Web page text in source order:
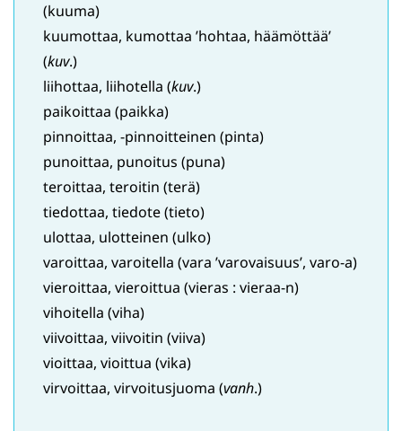
(kuuma)
kuumottaa, kumottaa ’hohtaa, häämöttää’
(kuv.)
liihottaa, liihotella (kuv.)
paikoittaa (paikka)
pinnoittaa, -pinnoitteinen (pinta)
punoittaa, punoitus (puna)
teroittaa, teroitin (terä)
tiedottaa, tiedote (tieto)
ulottaa, ulotteinen (ulko)
varoittaa, varoitella (vara ’varovaisuus’, varo-a)
vieroittaa, vieroittua (vieras : vieraa-n)
vihoitella (viha)
viivoittaa, viivoitin (viiva)
vioittaa, vioittua (vika)
virvoittaa, virvoitusjuoma (vanh.)